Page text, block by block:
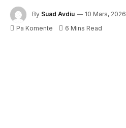
By Suad Avdiu 10 Mars, 2026
Pa Komente 6 Mins Read